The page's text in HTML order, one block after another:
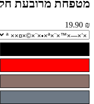
מרובעת חלקה